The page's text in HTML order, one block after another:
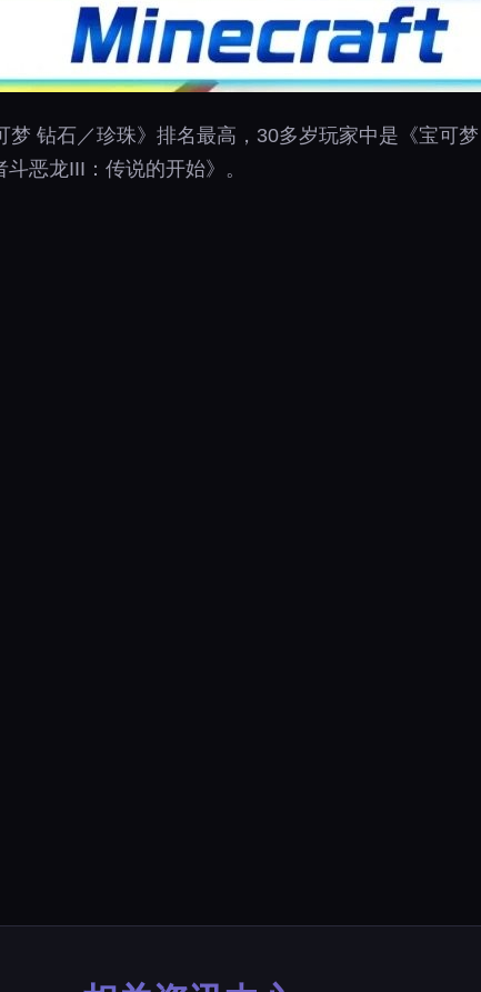
钻石／珍珠》排名最高，30多岁玩家中是《宝可
恶龙III：传说的开始》。